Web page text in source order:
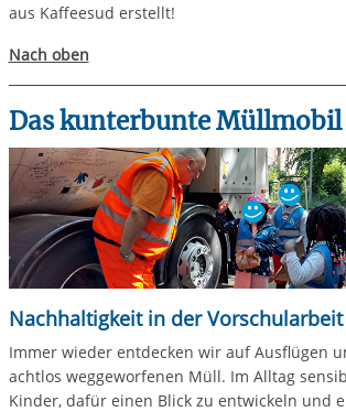
aus Kaffeesud erstellt!
Nach oben
Das kunterbunte Müllmobil
Nachhaltigkeit in der Vorschularbeit
Immer wieder entdecken wir auf Ausflügen
achtlos weggeworfenen Müll. Im Alltag
Kinder, dafür einen Blick zu entwickeln und